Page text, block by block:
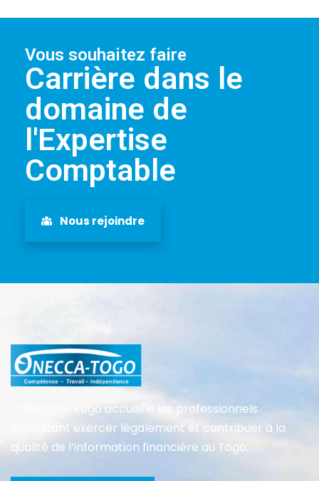
Vous souhaitez faire
Carrière dans le
domaine de
l'Expertise
Comptable
Nous rejoindre
L’ONECCA-Togo accueille les professionnels
souhaitant exercer légalement et contribuer à la
qualité de l’information financière au Togo.